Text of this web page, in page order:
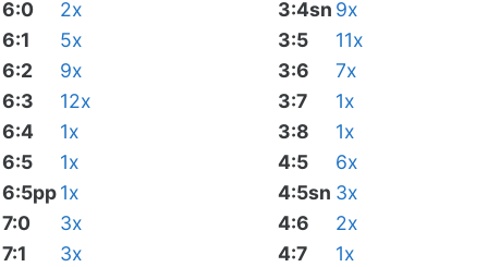
6:0
2x
6:1
5x
6:2
9x
6:3
12x
6:4
1x
6:5
1x
6:5pp1x
7:0
3x
7:1
3x
3:4sn 9x
3:5
11x
3:6
7x
3:7
1x
3:8
1x
4:5
6x
4:5sn 3x
4:6
2x
4:7
1x